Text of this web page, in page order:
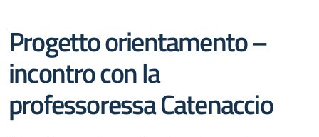
Progetto orientamento –
incontro con la
professoressa Catenaccio